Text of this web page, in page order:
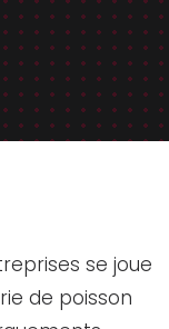
se joue
de poisson